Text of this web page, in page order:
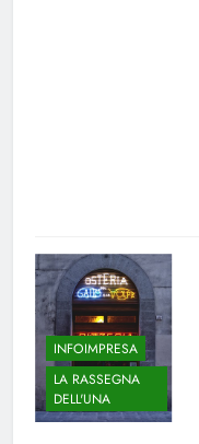
INFOIMPRESA
LA RASSEGNA
DELL'UNA